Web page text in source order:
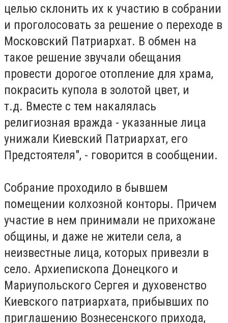
целью склонить их к участию в собрании
и проголосовать за решение о переходе в
Московский Патриархат. В обмен на
такое решение звучали обещания
провести дорогое отопление для храма,
покрасить купола в золотой цвет, и
т.д. Вместе с тем накалялась
религиозная вражда - указанные лица
унижали Киевский Патриархат, его
Предстоятеля", - говорится в сообщении.
Собрание проходило в бывшем
помещении колхозной конторы. Причем
участие в нем принимали не прихожане
общины, и даже не жители села, а
неизвестные лица, которых привезли в
село. Архиепископа Донецкого и
Мариупольского Сергея и духовенство
Киевского патриархата, прибывших по
приглашению Вознесенского прихода,